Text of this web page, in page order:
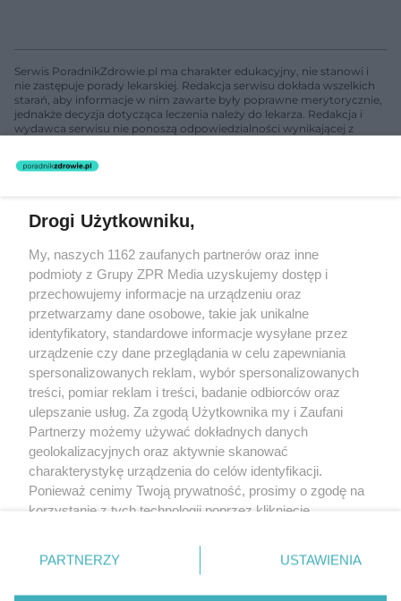
Serwis PoradnikZdrowie.pl ma charakter edukacyjny, nie stanowi i
nie zastępuje porady lekarskiej. Redakcja serwisu dokłada wszelkich
starań, aby informacje w nim zawarte były poprawne merytorycznie,
jednakże decyzja dotycząca leczenia należy do lekarza. Redakcja i
wydawca serwisu nie ponoszą odpowiedzialności wynikającej z
świadczeń zdrowotnych w rozumieniu art. 3 ust 1 ustawy o
rozpowszechniany lub dalej rozpowszechniany w jakikolwiek sposób
(w tym także elektroniczny lub mechaniczny) na jakimkolwiek polu
eksploatacji w jakiejkolwiek formie, włącznie z umieszczaniem w
Internecie bez pisemnej zgody właściciela praw. Jakiekolwiek użycie
lub wykorzystanie utworów w całości lub w części z naruszeniem
prawa, tzn. bez właściwej zgody, jest zabronione pod groźbą kary i
może być ścigane prawnie.
O nas
Informacje prawne
Nasze serwisy
Drogi Użytkowniku,
My, naszych 1162 zaufanych partnerów oraz inne
podmioty z Grupy ZPR Media uzyskujemy dostęp i
przechowujemy informacje na urządzeniu oraz
przetwarzamy dane osobowe, takie jak unikalne
identyfikatory, standardowe informacje wysyłane przez
urządzenie czy dane przeglądania w celu zapewniania
spersonalizowanych reklam, wybór spersonalizowanych
treści, pomiar reklam i treści, badanie odbiorców oraz
ulepszanie usług. Za zgodą Użytkownika my i Zaufani
Partnerzy możemy używać dokładnych danych
geolokalizacyjnych oraz aktywnie skanować
charakterystykę urządzenia do celów identyfikacji.
Ponieważ cenimy Twoją prywatność, prosimy o zgodę na
korzystanie z tych technologii poprzez kliknięcie
zmienić/wycofać klikając przycisk ustawień prywatności
znajdujący się w lewym dolnym rogu strony
rodzaje przetwarzania danych nie wymagają zgody
PARTNERZY USTAWIENIA